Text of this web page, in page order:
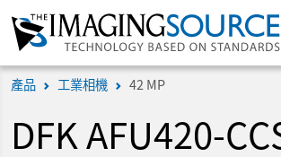
產品 工業相機 42 MP
DFK AFU420-